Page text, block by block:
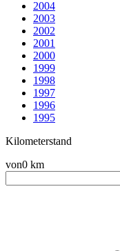
2004
2003
2002
2001
2000
1999
1998
1997
1996
1995
Kilometerstand
von0 km